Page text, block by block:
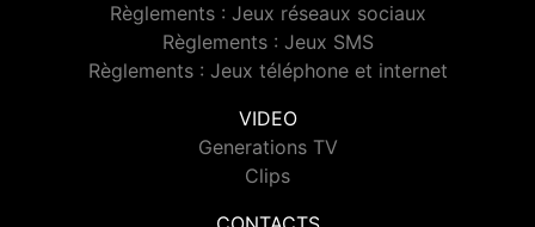
Règlements : Jeux réseaux sociaux
Règlements : Jeux SMS
Règlements : Jeux téléphone et internet
VIDEO
Generations TV
Clips